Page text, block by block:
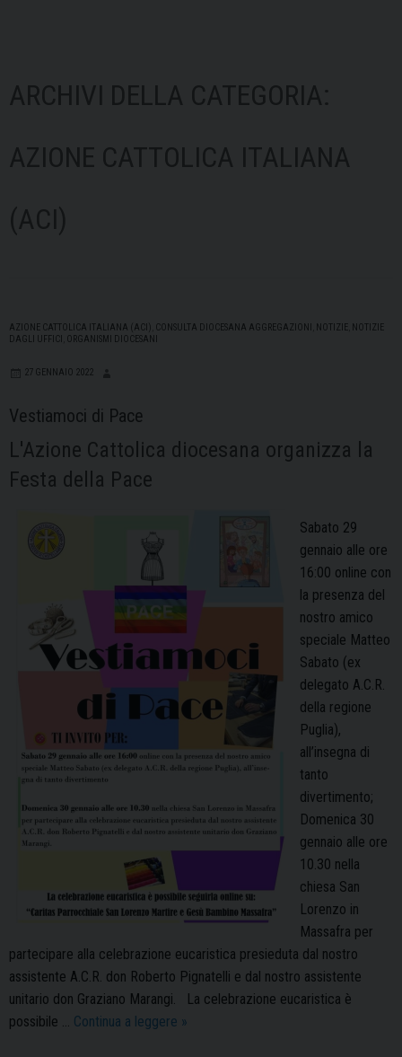
AZIONE CATTOLICA ITALIANA (ACI) CONSULTA DIOCESANA AGGREGAZIONI NOTIZIE
NOTIZIE
DAGLI UFFICI
ORGANISMI DIOCESANI
27 GENNAIO 2022
Vestiamoci di Pace
L'Azione Cattolica diocesana organizza la
Festa della Pace
Sabato 29
gennaio alle ore
16:00 online con
la presenza del
nostro amico
speciale Matteo
Sabato (ex
delegato A.C.R.
della regione
Puglia),
all’inse­gna di
tanto
divertimento;
Domenica 30
gennaio alle ore
10.30 nella
chiesa San
Lorenzo in
Massafra per
partecipare alla celebrazione eucaristica presieduta dal nostro
assistente A.C.R. don Roberto Pignatelli e dal nostro assistente
unitario don Graziano Marangi. La celebrazione eucaristica è
possibile … Continua a leggere Vestiamoci
»